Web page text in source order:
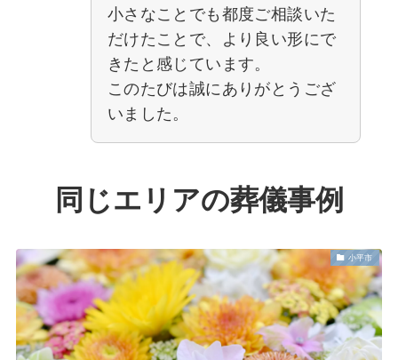
小さなことでも都度ご相談いた
だけたことで、より良い形にで
きたと感じています。
このたびは誠にありがとうござ
いました。
同じエリアの葬儀事例
小平市